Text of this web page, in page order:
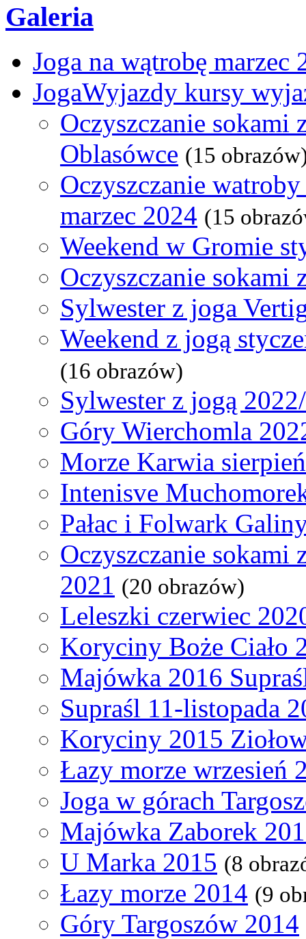
Galeria
Joga na wątrobę marzec
JogaWyjazdy kursy
Oczyszczanie sokami
Oblasówce (15
Oczyszczanie
marzec 2024 (15
Weekend w Gromie
Oczyszczanie
Sylwester z joga
Weekend z jogą
(16 obrazów)
Sylwester z jogą
Góry Wierchomla
Morze Karwia
Intenisve
Pałac i Folwark
Oczyszczanie sokami
2021 (20 obrazów)
Leleszki czerwiec
Koryciny Boże Ciało
Majówka 2016
Supraśl 11-listopada
Koryciny 2015
Łazy morze wrzesień
Joga w górach
Majówka Zaborek
U Marka 2015 (8
Łazy morze 2014 (9
Góry Targoszów 2014